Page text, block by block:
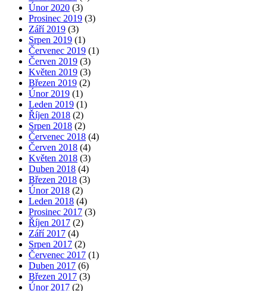
Únor 2020 (3)
Prosinec 2019 (3)
Září 2019 (3)
Srpen 2019 (1)
Červenec 2019 (1)
Červen 2019 (3)
Květen 2019 (3)
Březen 2019 (2)
Únor 2019 (1)
Leden 2019 (1)
Říjen 2018 (2)
Srpen 2018 (2)
Červenec 2018 (4)
Červen 2018 (4)
Květen 2018 (3)
Duben 2018 (4)
Březen 2018 (3)
Únor 2018 (2)
Leden 2018 (4)
Prosinec 2017 (3)
Říjen 2017 (2)
Září 2017 (4)
Srpen 2017 (2)
Červenec 2017 (1)
Duben 2017 (6)
Březen 2017 (3)
Únor 2017 (2)